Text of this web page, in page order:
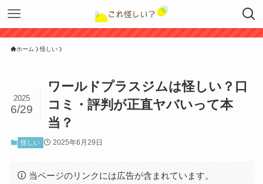
ホーム 怪しい
ワールドプラスジムは怪しい？口
コミ・評判が正直ヤバいって本
当？
2025
6/29
怪しい 2025年6月29日
当ページのリンクには広告が含まれています。